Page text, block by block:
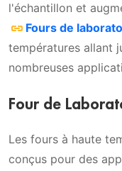
l'échantillon et
Fours de
températures allant
nombreuses
Four de
Les fours à haute
conçus pour des